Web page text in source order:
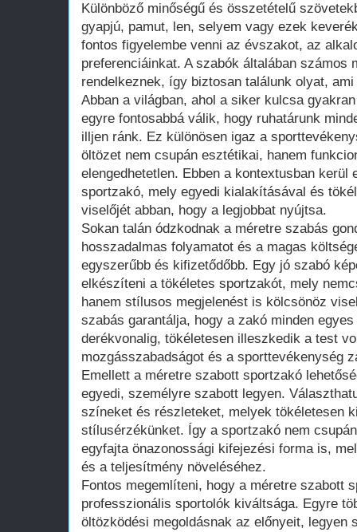
Különböző minőségű és összetételű
gyapjú, pamut, len, selyem vagy ezek
fontos figyelembe venni az évszakot, az
preferenciáinkat. A szabók általában számos
rendelkeznek, így biztosan találunk olyat,
Abban a világban, ahol a siker kulcsa
egyre fontosabbá válik, hogy ruhatárunk
illjen ránk. Ez különösen igaz a
öltözet nem csupán esztétikai, hanem
elengedhetetlen. Ebben a kontextusban kerül
sportzakó, mely egyedi kialakításával és
viselőjét abban, hogy a legjobbat nyújtsa.
Sokan talán ódzkodnak a méretre szabás
hosszadalmas folyamatot és a magas
egyszerűbb és kifizetődőbb. Egy jó szabó
elkészíteni a tökéletes sportzakót, mely
hanem stílusos megjelenést is kölcsönöz
szabás garantálja, hogy a zakó minden
derékvonalig, tökéletesen illeszkedik a test
mozgásszabadságot és a sporttevékenység
Emellett a méretre szabott sportzakó
egyedi, személyre szabott legyen.
színeket és részleteket, melyek tökéletesen
stílusérzékünket. Így a sportzakó nem
egyfajta önazonossági kifejezési forma is,
és a teljesítmény növeléséhez.
Fontos megemlíteni, hogy a méretre szabott
professzionális sportolók kiváltsága. Egyre
öltözködési megoldásnak az előnyeit, legyen